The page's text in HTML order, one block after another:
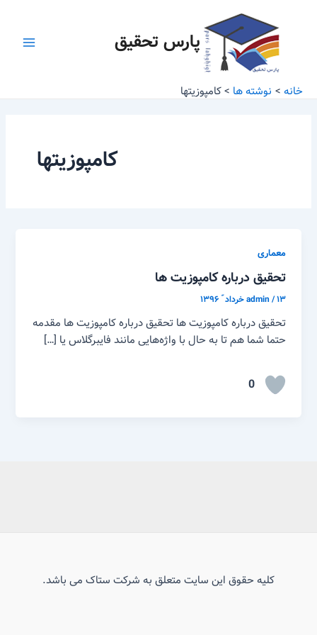
پارس تحقیق
خانه نوشته ها کامپوزیتها
کامپوزیتها
معماری
تحقیق درباره کامپوزیت ها
admin/۱۳ خرداد ّ ۱۳۹۶
تحقیق درباره کامپوزیت ها تحقیق درباره کامپوزیت ها مقدمه
حتما شما هم تا به حال با واژه‌هایی مانند فایبر‌گلاس یا […]
0
کلیه حقوق این سایت متعلق به شرکت ستاک می باشد.